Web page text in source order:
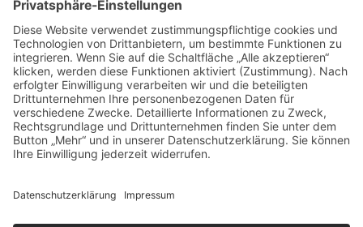
Mit dem Absenden der Anfrage erklären Sie sich mit
der Verarbeitung Ihrer Daten zum
Zweck der Bearbeitung Ihrer Anfrage einverstanden.
Weitere Informationen zur
Datenverarbeitung finden Sie in
derDatenschutzerklärung
Sicherheitsabfrage*
Was ist die Summe aus 9 und 6?